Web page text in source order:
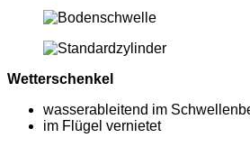
Wetterschenkel
wasserableitend im
im Flügel vernietet